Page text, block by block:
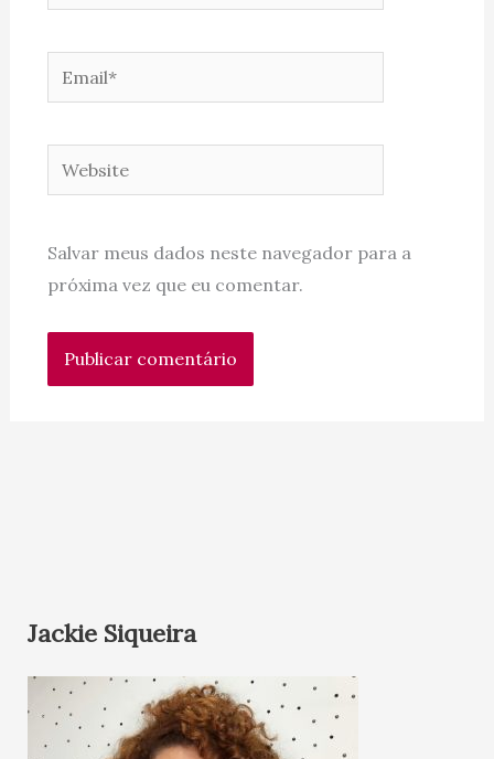
Email*
Website
Salvar meus dados neste navegador para a
próxima vez que eu comentar.
Jackie Siqueira